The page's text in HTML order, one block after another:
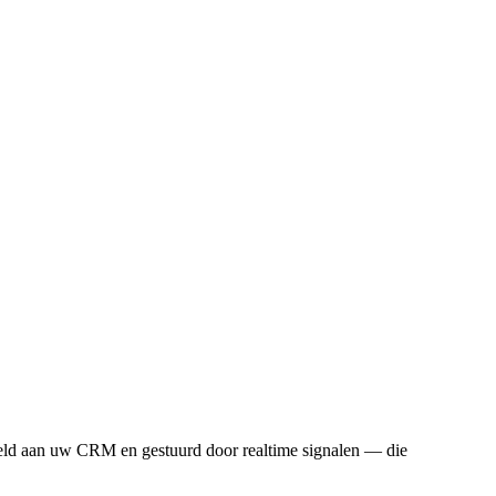
aan uw CRM en gestuurd door realtime signalen — die